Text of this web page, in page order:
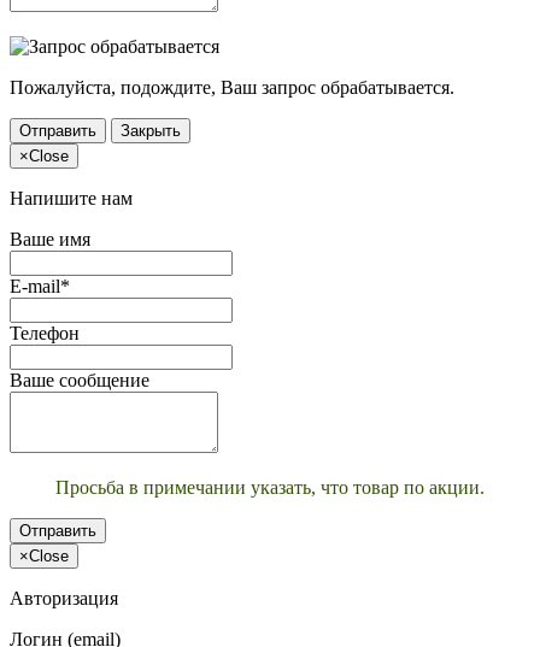
Пожалуйста, подождите, Ваш запрос обрабатывается.
Отправить
Закрыть
×Close
Напишите нам
Ваше имя
E-mail*
Телефон
Ваше сообщение
Просьба в примечании указать, что товар по акции.
Отправить
×Close
Авторизация
Логин (email)